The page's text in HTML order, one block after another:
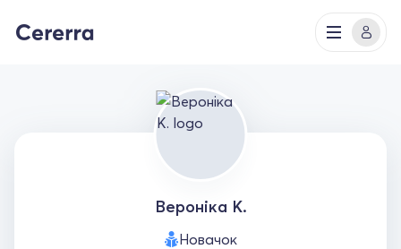
Вероніка К.
Новачок